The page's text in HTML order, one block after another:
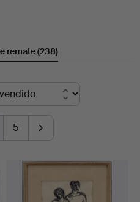
remate(238)
5